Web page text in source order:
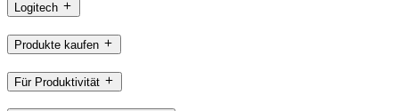
Logitech
Produkte kaufen
Für Produktivität